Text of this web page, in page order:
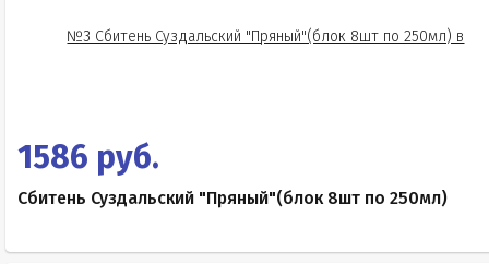
1586 руб.
Сбитень Суздальский "Пряный"(блок 8шт по 250мл)